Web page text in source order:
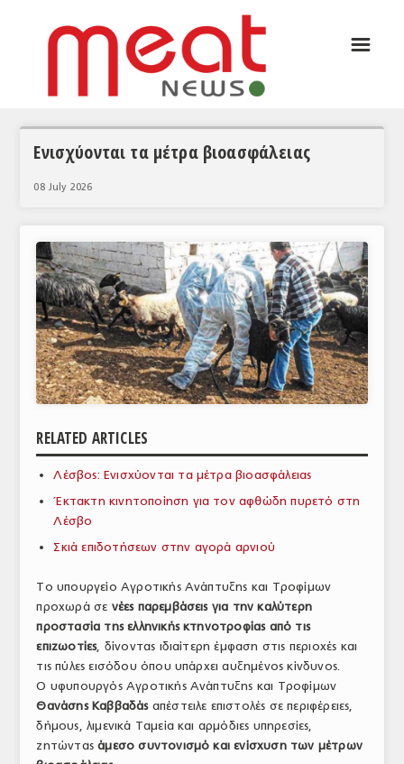
ΑΝΑΛΥΣΕΙΣ
ΚΟΣΜΟΣ
ΕΙΔΗΣΕΙΣ
ΕΥΡΩΠΑΪΚΕΣ ΑΠΟΦΑΣΕΙΣ
ΘΕΜΑΤΑ
ΑΝΑΛΥΣΕΙΣ
ΠΑΡΑΓΩΓΗ & ΕΜΠΟΡΙΑ
ΕΞΟΠΛΙΣΜΟΣ
ΥΠΗΡΕΣΙΕΣ
ΕΜΠΟΡΙΚΟΙ ΑΝΤΙΠΡΟΣΩΠΟΙ
ΝΟΜΟΘΕΣΙΑ
ΕΛΛΗΝΙΚΗ ΝΟΜΟΘΕΣΙΑ
☰
Ενισχύονται τα μέτρα βιοασφάλειας
08 July 2026
RELATED ARTICLES
Λέσβος: Ενισχύονται τα μέτρα βιοασφάλειας
Έκτακτη κινητοποίηση για τον αφθώδη πυρετό στη
Λέσβο
Σκιά επιδοτήσεων στην αγορά αρνιού
Το υπουργείο Αγροτικής Ανάπτυξης και Τροφίμων
προχωρά σε νέες παρεμβάσεις για την καλύτερη
προστασία της ελληνικής κτηνοτροφίας από τις
επιζωοτίες, δίνοντας ιδιαίτερη έμφαση στις περιοχές και
τις πύλες εισόδου όπου υπάρχει αυξημένος κίνδυνος.
Ο υφυπουργός Αγροτικής Ανάπτυξης και Τροφίμων
Θανάσης Καββαδάςαπέστειλε επιστολές σε περιφέρειες,
δήμους, λιμενικά Ταμεία και αρμόδιες υπηρεσίες,
ζητώνταςάμεσο συντονισμό και ενίσχυση των μέτρων